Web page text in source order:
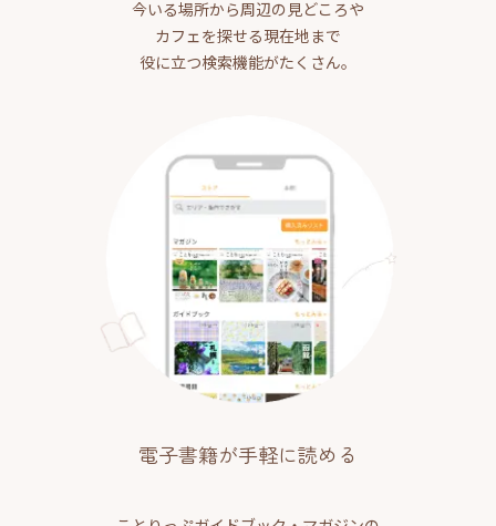
今いる場所から周辺の見どころや
カフェを探せる現在地まで
役に立つ検索機能がたくさん。
電子書籍が手軽に読める